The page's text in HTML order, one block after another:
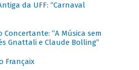
da UFF: “Carnaval
Concertante: “A Música sem
Gnattali e Claude Bolling”
Françaix